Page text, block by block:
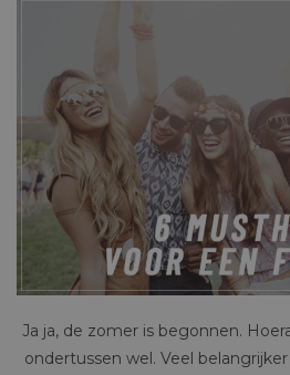
Ja ja, de zomer is begonnen.
ondertussen wel. Veel